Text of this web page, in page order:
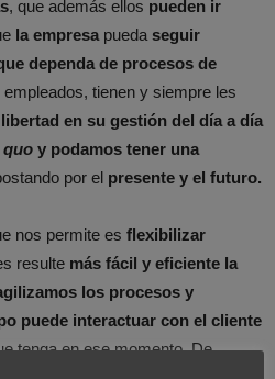
, que además ellos pueden ir
la empresa pueda seguir
dependa de procesos de
empleados, tienen y siempre les
libertad en su gestión del día a día
quo y podamos tener una
por el presente y el futuro.
nos permite es flexibilizar
resulte más fácil y eficiente la
los procesos y
puede interactuar con el cliente
tenga en ese momento. De